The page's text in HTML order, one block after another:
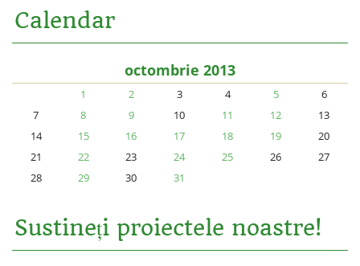
Calendar
octombrie 2013
1 2 3 4 5
6
7
8 9 10 11 12
13
14
15 16 17 18 19
20
21
22 23 24 25 26
27
28
29 30 31
Sustineți proiectele noastre!